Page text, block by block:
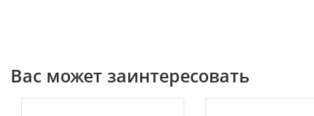
Вас может заинтересовать